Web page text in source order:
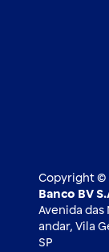
Câmbio e
Notícias
Copyright ©
Banco BV
Avenida das
andar, Vila
SP